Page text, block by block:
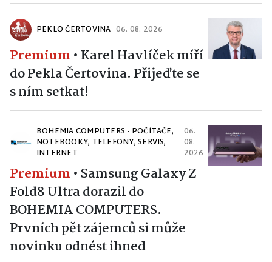
PEKLO ČERTOVINA 06. 08. 2026
Premium • Karel Havlíček míří
do Pekla Čertovina. Přijeďte se
s ním setkat!
BOHEMIA COMPUTERS - POČÍTAČE,
NOTEBOOKY, TELEFONY, SERVIS,
INTERNET
06.
08.
2026
Premium • Samsung Galaxy Z
Fold8 Ultra dorazil do
BOHEMIA COMPUTERS.
Prvních pět zájemců si může
novinku odnést ihned